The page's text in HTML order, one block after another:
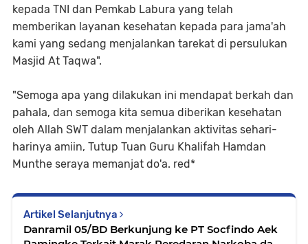
kepada TNI dan Pemkab Labura yang telah
memberikan layanan kesehatan kepada para jama'ah
kami yang sedang menjalankan tarekat di persulukan
Masjid At Taqwa".
"Semoga apa yang dilakukan ini mendapat berkah dan
pahala, dan semoga kita semua diberikan kesehatan
oleh Allah SWT dalam menjalankan aktivitas sehari-
harinya amiin, Tutup Tuan Guru Khalifah Hamdan
Munthe seraya memanjat do'a. red*
Artikel Selanjutnya
Danramil 05/BD Berkunjung ke PT Socfindo Aek